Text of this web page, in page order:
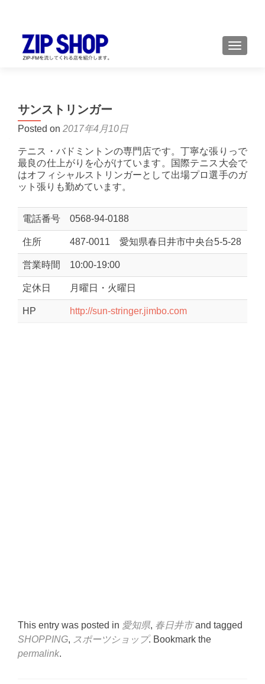
サンストリンガー
Posted on 2017年4月10日
テニス・バドミントンの専門店です。丁寧な張りっで
最良の仕上がりを心がけています。国際テニス大会で
はオフィシャルストリンガーとして出場プロ選手のガ
ット張りも勤めています。
電話番号 0568-94-0188
住所 487-0011 愛知県春日井市中央台5-5-28
営業時間 10:00-19:00
定休日 月曜日・火曜日
HP http://sun-stringer.jimbo.com
This entry was posted in 愛知県, 春日井市and tagged
SHOPPING, スポーツショップ. Bookmark the
permalink.